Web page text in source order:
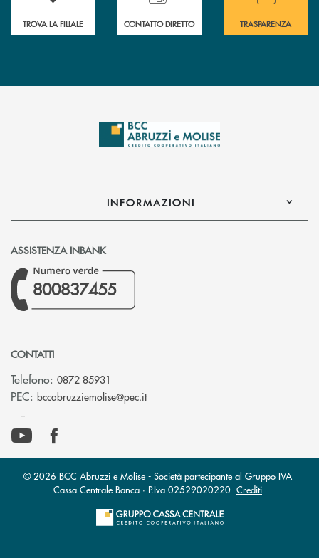
TROVA LA FILIALE CONTATTO DIRETTO TRASPARENZA
INFORMAZIONI
ASSISTENZA INBANK
800837455
CONTATTI
Telefono: 0872 85931
PEC: bccabruzziemolise@pec.it(si apre l’app di posta elettronica)
© 2026 BCC Abruzzi e Molise - Società partecipante al Gruppo IVA
Cassa Centrale Banca · P.Iva 02529020220 Crediti